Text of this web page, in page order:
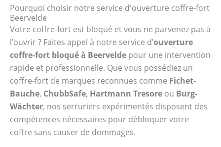
Pourquoi choisir notre service d'ouverture coffre-fort
Beervelde
Votre coffre-fort est bloqué et vous ne parvenez pas à
l’ouvrir ? Faites appel à notre service d’ouverture
coffre-fort bloqué à Beervelde pour une intervention
rapide et professionnelle. Que vous possédiez un
coffre-fort de marques reconnues comme Fichet-
Bauche, ChubbSafe, Hartmann Tresore ou Burg-
Wächter, nos serruriers expérimentés disposent des
compétences nécessaires pour débloquer votre
coffre sans causer de dommages.